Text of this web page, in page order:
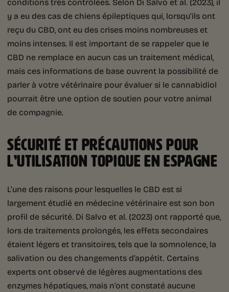
y a eu des cas de chiens épileptiques qui, lorsqu’ils ont
reçu du CBD, ont eu des crises moins nombreuses et
moins intenses. Il est important de se rappeler que le
CBD ne remplace en aucun cas un traitement médical,
mais ces informations de base ouvrent la possibilité de
parler à votre vétérinaire pour évaluer si le cannabidiol
pourrait être une option de soutien pour votre animal
de compagnie.
SÉCURITÉ ET PRÉCAUTIONS POUR
L’UTILISATION TOPIQUE EN ESPAGNE
L’une des raisons pour lesquelles le CBD est si
largement étudié en médecine vétérinaire est son bon
profil de sécurité. Di Salvo et al. (2023) ont rapporté que,
lors de traitements prolongés, les effets secondaires
étaient légers et transitoires, tels que la somnolence, la
salivation ou des changements d’appétit. Certains
experts ont observé de légères augmentations des
enzymes hépatiques, mais n’ont constaté aucune